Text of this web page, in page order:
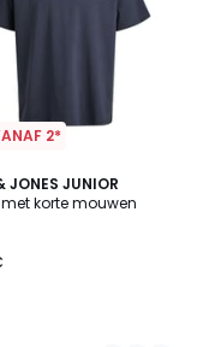
2*
JONES JUNIOR
korte mouwen